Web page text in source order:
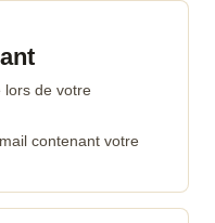
lors de votre
contenant votre